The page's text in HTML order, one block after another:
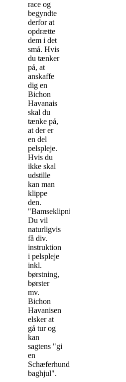
race og
begyndte
derfor at
opdrætte
dem i det
små. Hvis
du tænker
på, at
anskaffe
dig en
Bichon
Havanais
skal du
tænke på,
at der er
en del
pelspleje.
Hvis du
ikke skal
udstille
kan man
klippe
den.
"Bamseklipning".
Du vil
naturligvis
få div.
instruktion
i pelspleje
inkl.
børstning,
børster
mv.
Bichon
Havanisen
elsker at
gå tur og
kan
sagtens "gi
en
Schæferhund
baghjul".